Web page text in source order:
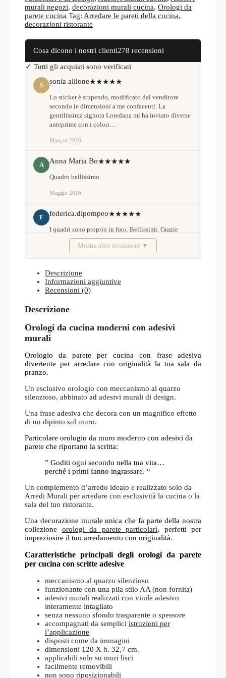
OR059
quantità
murali negozi, decorazioni murali cucina, Orologi da
parete cucina Tag: Arredare le pareti della cucina,
decorazioni ristorante
Cosa dicono i nostri clienti278 recensioni
✓ Tutti gli acquisti sono verificati
S sonia allione★★★★★
Lo sticker è stupendo, modificato dal venditore
secondo le dimensioni a me confacenti. La
gentilissima signora Loredana mi ha inviato diverse
anteprime con i colori…
Maggio 2026
A Anna Maria Bo★★★★★
Quadro bellissimo
Maggio 2026
F federica.dipompeo★★★★★
I quadri sono proprio in foto. Bellissimi. Grazie
Febbraio 2026Mostra altre recensioni ▼
Descrizione
Informazioni aggiuntive
Recensioni (0)
Descrizione
Orologi da cucina moderni con adesivi
murali
Orologio da parete per cucina con frase adesiva
divertente per arredare con originalità la tua sala da
pranzo.
Un esclusivo orologio con meccanismo al quarzo
silenzioso, abbinato ad adesivi murali di design.
Una frase adesiva che decora con un magnifico effetto
di un dipinto sul muro.
Particolare orologio da muro moderno con adesivi da
parete che riportano la scritta:
” Goditi ogni secondo nella tua vita…
perché i primi fanno ingrassare. “
Un complemento d’arredo ideato e realizzato solo da
Arredi Murali per arredare con esclusività la cucina o la
sala del tuo ristorante.
Una decorazione murale unica che fa parte della nostra
collezione orologi da parete particolari, perfetti per
impreziosire il tuo arredamento con originalità.
Caratteristiche principali degli orologi da parete
per cucina con scritte adesive
meccanismo al quarzo silenzioso
funzionante con una pila stilo AA (non fornita)
adesivi murali realizzati con vinile adesivo
interamente intagliato
senza nessuno sfondo trasparente o spessore
accompagnati da semplici istruzioni per
l’applicazione
disposti come da immagini
dimensioni 120 X h. 32,7 cm.
applicabili solo su muri lisci
facilmente removibili
non sono riposizionabili